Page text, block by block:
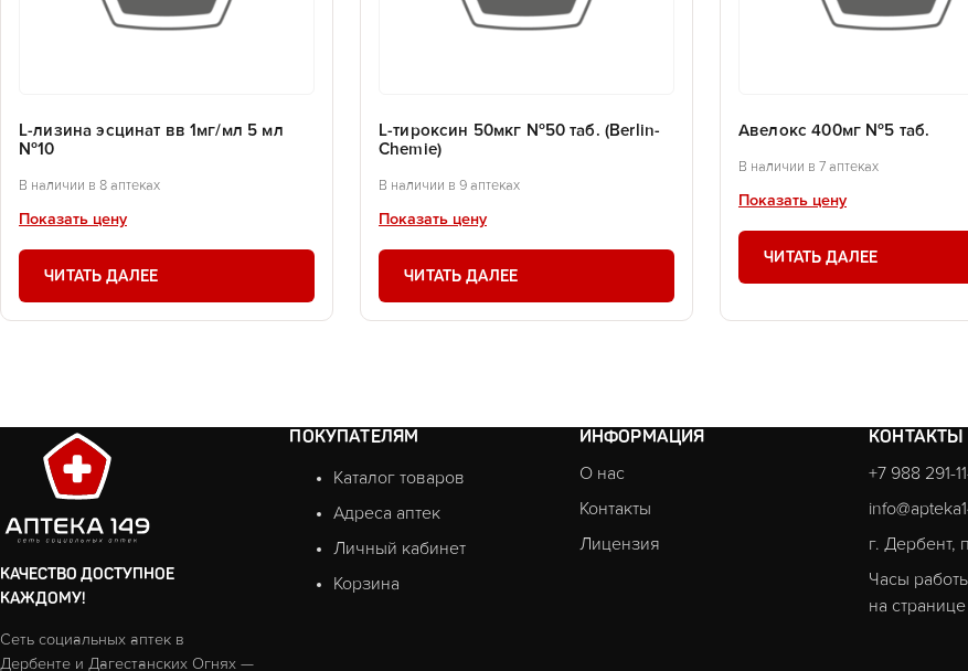
L-лизина эсцинат вв 1мг/мл 5 мл
№10
В наличии в 8 аптеках
Показать цену
ЧИТАТЬ ДАЛЕЕ
L-тироксин 50мкг №50 таб. (Berlin-
Chemie)
В наличии в 9 аптеках
Показать цену
ЧИТАТЬ ДАЛЕЕ
Авелокс 400мг №5 таб.
В наличии в 7 аптеках
Показать цену
ЧИТАТЬ ДАЛЕЕ
КАЧЕСТВО ДОСТУПНОЕ
КАЖДОМУ!
Сеть социальных аптек в
Дербенте и Дагестанских Огнях —
ПОКУПАТЕЛЯМ
Каталог товаров
Адреса аптек
Личный кабинет
Корзина
ИНФОРМАЦИЯ
О нас
Контакты
Лицензия
КОНТАКТЫ
+7 988 291-
г. Дербент,
Часы
на